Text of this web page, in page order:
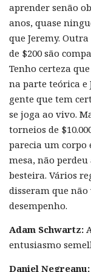
aprender senão
anos, quase
que Jeremy.
de $200 são
Tenho certeza
na parte teórica e
gente que tem
se joga ao vivo.
torneios de
parecia um corpo
mesa, não
besteira. Vários
disseram que
desempenho.
Adam Schwartz:
entusiasmo
Daniel Negreanu: